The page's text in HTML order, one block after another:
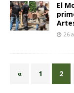
El
26
« 1 2